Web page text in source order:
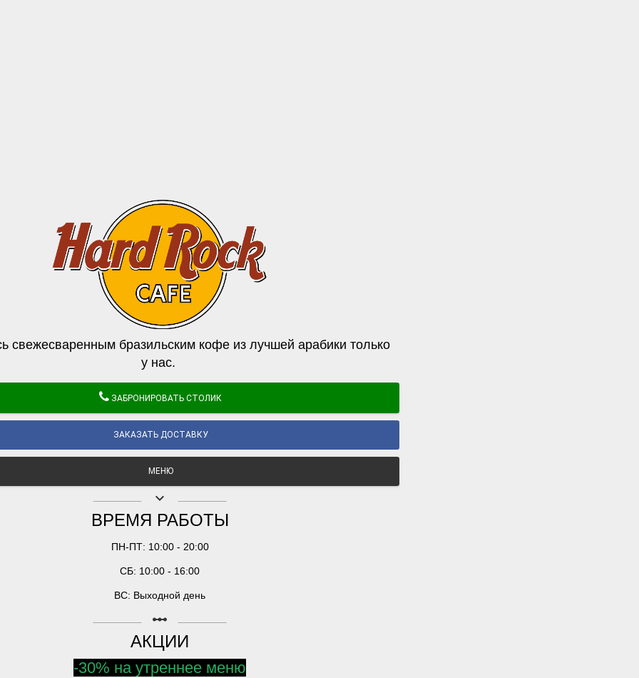
свежесваренным бразильским кофе из лучшей арабики только
у нас.
ЗАБРОНИРОВАТЬ СТОЛИК
ЗАКАЗАТЬ ДОСТАВКУ
МЕНЮ
keyboard_arrow_down
ВРЕМЯ РАБОТЫ
ПН-ПТ: 10:00 - 20:00
СБ: 10:00 - 16:00
ВС: Выходной день
linear_scale
АКЦИИ
-30% на утреннее меню